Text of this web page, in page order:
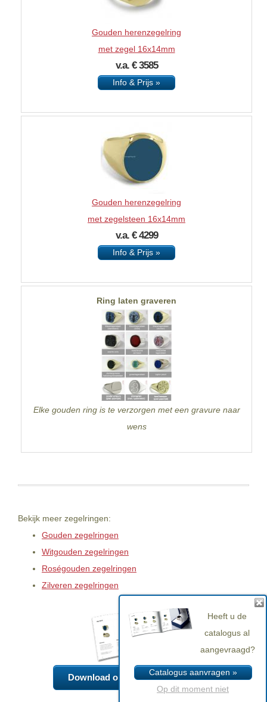
Gouden herenzegelring
met zegel 16x14mm
v.a. € 3585
Info & Prijs »
Gouden herenzegelring
met zegelsteen 16x14mm
v.a. € 4299
Info & Prijs »
Ring laten graveren
Elke gouden ring is te verzorgen met een gravure naar
wens
Bekijk meer zegelringen:
Gouden zegelringen
Witgouden zegelringen
Roségouden zegelringen
Zilveren zegelringen
Download onze zegelringen catalogus »
Heeft u de
catalogus al
aangevraagd?
Catalogus aanvragen »
Op dit moment niet